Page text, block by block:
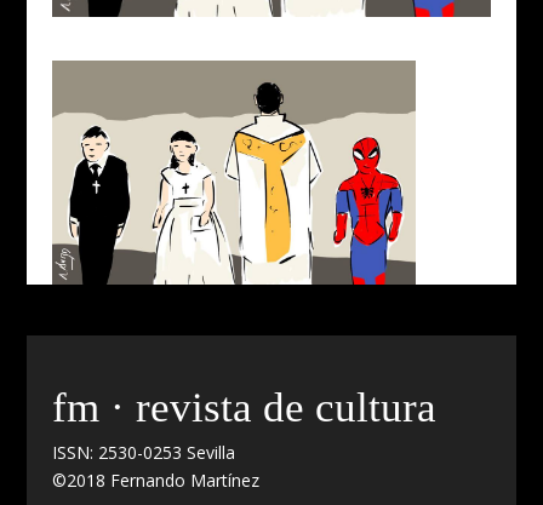
fm · revista de cultura
ISSN: 2530-0253 Sevilla
©2018 Fernando Martínez